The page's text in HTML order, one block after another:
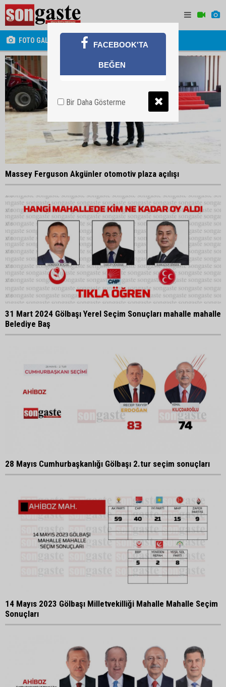
FOTO GALERİ
Massey Ferguson Akgünler otomotiv plaza açılışı
31 Mart 2024 Gölbaşı Yerel Seçim Sonuçları mahalle mahalle
Belediye Baş
28 Mayıs Cumhurbaşkanlığı Gölbaşı 2.tur seçim sonuçları
14 Mayıs 2023 Gölbaşı Milletvekilliği Mahalle Mahalle Seçim
Sonuçları
FACEBOOK'TA
BEĞEN
Bir Daha Gösterme